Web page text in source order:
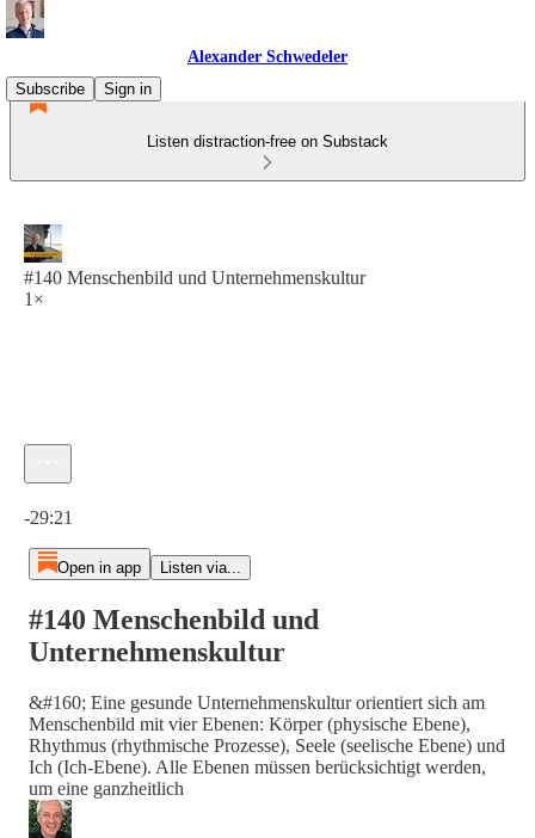
Alexander Schwedeler
Subscribe
Sign in
Listen distraction-free on Substack
#140 Menschenbild und Unternehmenskultur
1×
-29:21
Open in app Listen via...
#140 Menschenbild und
Unternehmenskultur
&#160; Eine gesunde Unternehmenskultur orientiert sich am
Menschenbild mit vier Ebenen: Körper (physische Ebene),
Rhythmus (rhythmische Prozesse), Seele (seelische Ebene) und
Ich (Ich-Ebene). Alle Ebenen müssen berücksichtigt werden,
um eine ganzheitlich